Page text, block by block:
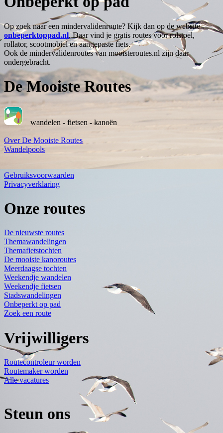
Op zoek naar een mindervalidenroute? Kijk dan op de website
onbeperktoppad.nl. Daar vind je gratis routes voor rolstoel,
rollator, scootmobiel en aangepaste fiets.
Ook de mindervalidenroutes van mooisteroutes.nl zijn daar
ondergebracht.
De Mooiste Routes
wandelen - fietsen - kanoën
Over De Mooiste Routes
Wandelpools
Gebruiksvoorwaarden
Privacyverklaring
Onze routes
De nieuwste routes
Themawandelingen
Themafietstochten
De mooiste kanoroutes
Meerdaagse tochten
Weekendje wandelen
Weekendje fietsen
Stadswandelingen
Onbeperkt op pad
Zoek een route
Vrijwilligers
Routecontroleur worden
Routemaker worden
Alle vacatures
Steun ons